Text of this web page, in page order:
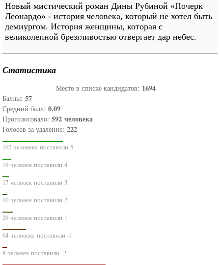
Новый мистический роман Дины Рубиной «Почерк
Леонардо» - история человека, который не хотел быть
демиургом. История женщины, которая с
великолепной брезгливостью отвергает дар небес.
Статистика
Место в списке кандидатов: 1694
Баллы: 57
Средний балл: 0.09
Проголосовало: 592 человека
Голосов за удаление: 222
162 человека поставили 5
19 человек поставили 4
17 человек поставили 3
10 человек поставили 2
29 человек поставили 1
64 человека поставили -1
8 человек поставили -2